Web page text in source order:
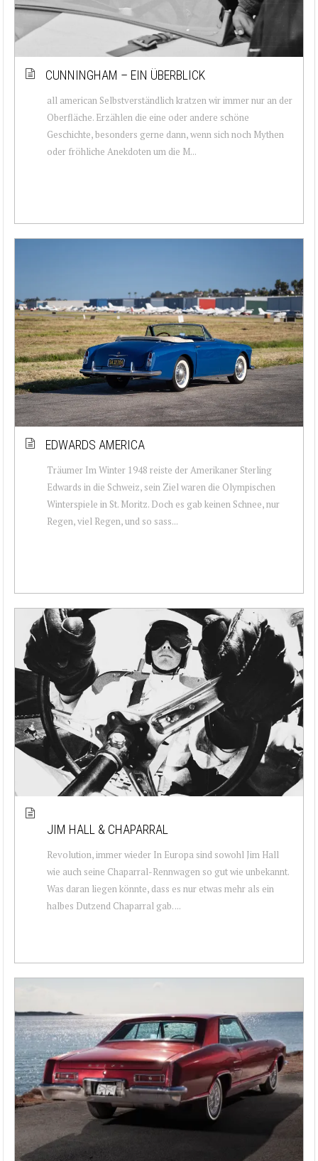
CUNNINGHAM – EIN ÜBERBLICK
all american Selbstverständlich kratzen wir immer nur an der
Oberfläche. Erzählen die eine oder andere schöne
Geschichte, besonders gerne dann, wenn sich noch Mythen
oder fröhliche Anekdoten um die M...
EDWARDS AMERICA
Träumer Im Winter 1948 reiste der Amerikaner Sterling
Edwards in die Schweiz, sein Ziel waren die Olympischen
Winterspiele in St. Moritz. Doch es gab keinen Schnee, nur
Regen, viel Regen, und so sass...
JIM HALL & CHAPARRAL
Revolution, immer wieder In Europa sind sowohl Jim Hall
wie auch seine Chaparral-Rennwagen so gut wie unbekannt.
Was daran liegen könnte, dass es nur etwas mehr als ein
halbes Dutzend Chaparral gab. ...